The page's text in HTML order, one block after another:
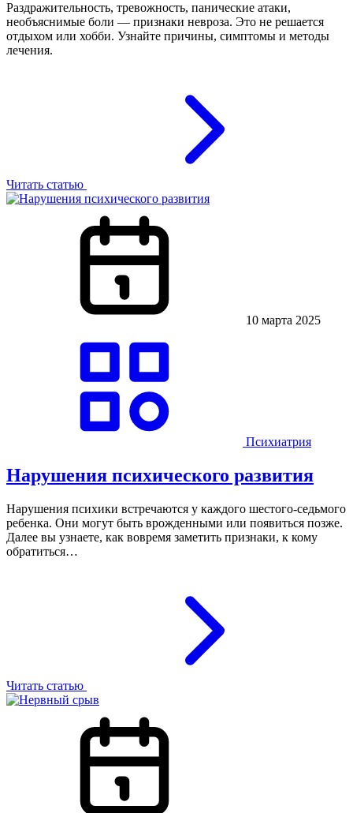
Раздражительность, тревожность, панические атаки,
необъяснимые боли — признаки невроза. Это не решается
отдыхом или хобби. Узнайте причины, симптомы и методы
лечения.
Читать статью
10 марта 2025
Психиатрия
Нарушения психического развития
Нарушения психики встречаются у каждого шестого-седьмого
ребенка. Они могут быть врожденными или появиться позже.
Далее вы узнаете, как вовремя заметить признаки, к кому
обратиться…
Читать статью